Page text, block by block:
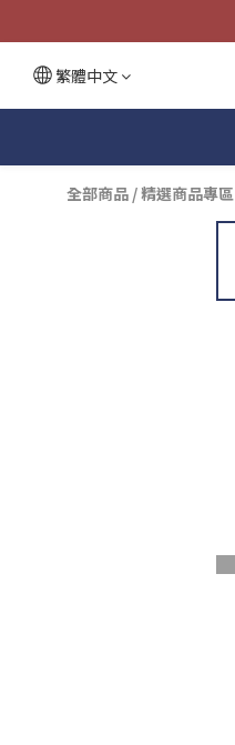
繁體中文
全部商品 /精選商品專區